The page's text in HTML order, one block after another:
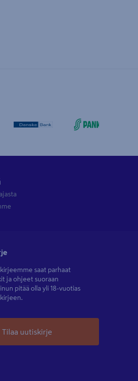
saat parhaat
ja ohjeet suoraan
pitää olla yli 18-vuotias
Tilaa uutiskirje